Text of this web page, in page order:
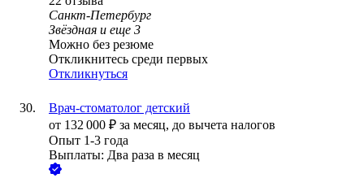
Санкт-Петербург
Звёздная и еще 3
Можно без резюме
Откликнитесь среди первых
Откликнуться
Врач-стоматолог детский
от 132 000 ₽ за месяц, до вычета налогов
Опыт 1-3 года
Выплаты: Два раза в месяц